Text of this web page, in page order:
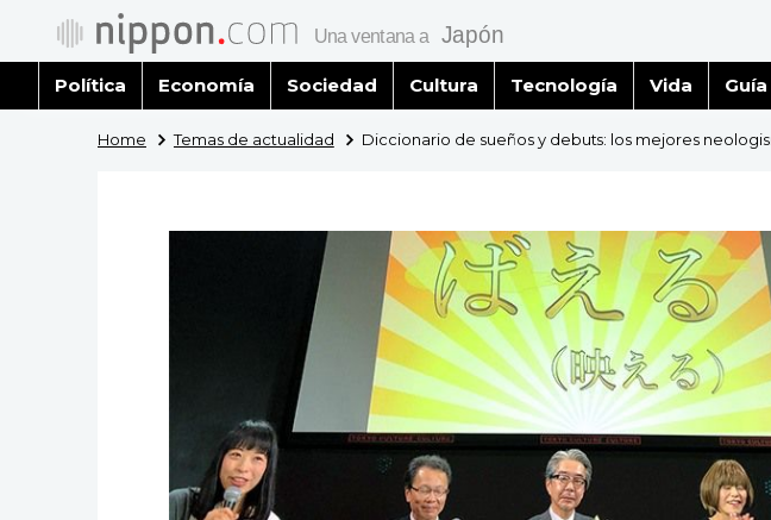
Política Economía Sociedad Cultura Tecnología Vida
Home Temas de actualidad Diccionario de sueños y debuts: los mejores